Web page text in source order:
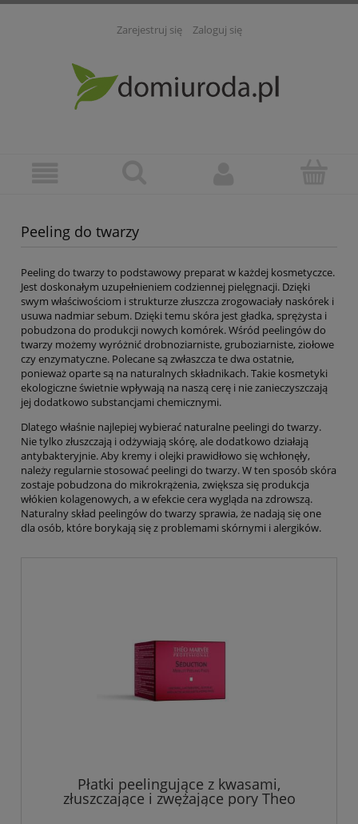
Zarejestruj się Zaloguj się
Peeling do twarzy
Peeling do twarzy to podstawowy preparat w każdej kosmetyczce.
Jest doskonałym uzupełnieniem codziennej pielęgnacji. Dzięki
swym właściwościom i strukturze złuszcza zrogowaciały naskórek i
usuwa nadmiar sebum. Dzięki temu skóra jest gładka, sprężysta i
pobudzona do produkcji nowych komórek. Wśród peelingów do
twarzy możemy wyróżnić drobnoziarniste, gruboziarniste, ziołowe
czy enzymatyczne. Polecane są zwłaszcza te dwa ostatnie,
ponieważ oparte są na naturalnych składnikach. Takie kosmetyki
ekologiczne świetnie wpływają na naszą cerę i nie zanieczyszczają
jej dodatkowo substancjami chemicznymi.
Dlatego właśnie najlepiej wybierać naturalne peelingi do twarzy.
Nie tylko złuszczają i odżywiają skórę, ale dodatkowo działają
antybakteryjnie. Aby kremy i olejki prawidłowo się wchłonęły,
należy regularnie stosować peelingi do twarzy. W ten sposób skóra
zostaje pobudzona do mikrokrążenia, zwiększa się produkcja
włókien kolagenowych, a w efekcie cera wygląda na zdrowszą.
Naturalny skład peelingów do twarzy sprawia, że nadają się one
dla osób, które borykają się z problemami skórnymi i alergików.
Płatki peelingujące z kwasami,
złuszczające i zwężające pory Theo
Marvee 20 szt.